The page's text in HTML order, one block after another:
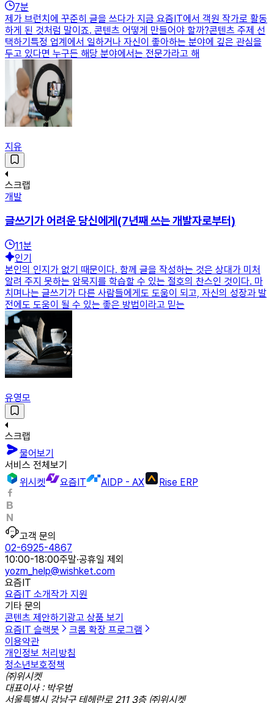
7분
제가 브런치에 꾸준히 글을 쓰다가 지금 요즘IT에서 객원 작가로 활동
하게 된 것처럼 말이죠. 콘텐츠 어떻게 만들어야 할까?콘텐츠 주제 선
택하기특정 업계에서 일하거나 자신이 좋아하는 분야에 깊은 관심을
두고 있다면 누구든 해당 분야에서는 전문가라고 해
지유
스크랩
개발
글쓰기가 어려운 당신에게(7년째 쓰는 개발자로부터)
11분
인기
본인의 인지가 없기 때문이다. 함께 글을 작성하는 것은 상대가 미처
알려 주지 못하는 암묵지를 학습할 수 있는 절호의 찬스인 것이다. 마
치며나는 글쓰기가 다른 사람들에게도 도움이 되고, 자신의 성장과 발
전에도 도움이 될 수 있는 좋은 방법이라고 믿는
유영모
스크랩
물어보기
서비스 전체보기
위시켓
요즘IT AIDP - AX Rise ERP
고객 문의
02-6925-4867
10:00-18:00주말·공휴일 제외
yozm_help@wishket.com
요즘IT
요즘IT 소개작가 지원
기타 문의
콘텐츠 제안하기 광고 상품 보기
요즘IT 슬랙봇
크롬 확장 프로그램
이용약관
개인정보 처리방침
청소년보호정책
㈜위시켓
대표이사 : 박우범
서울특별시 강남구 테헤란로 211 3층 ㈜위시켓